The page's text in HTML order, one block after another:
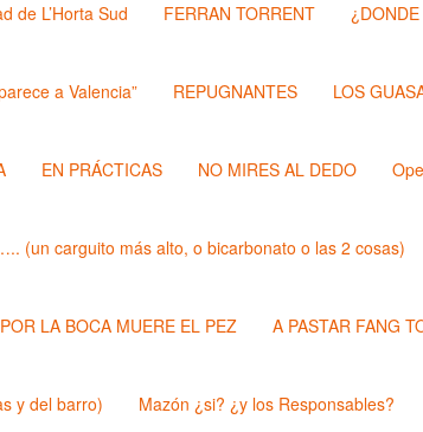
de L’Horta Sud FERRAN TORRENT ¿DONDE
a Valencia” REPUGNANTES LOS
EN PRÁCTICAS NO MIRES AL DEDO
(un carguito más alto, o bicarbonato o las 2 cosas)
LA BOCA MUERE EL PEZ A PASTAR FANG
y del barro) Mazón ¿si? ¿y los Responsables?